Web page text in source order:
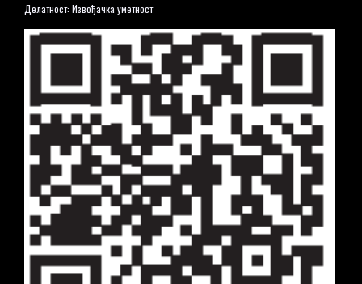
Делатност: Извођачка уметност